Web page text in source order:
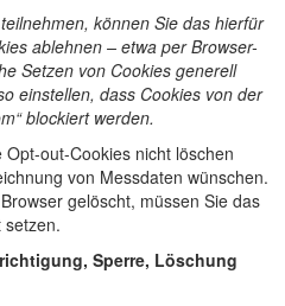
können Sie das hierfür
ablehnen – etwa per Browser-
Setzen von Cookies generell
einstellen, dass Cookies von der
blockiert werden.
out-Cookies nicht löschen
von Messdaten wünschen.
gelöscht, müssen Sie das
setzen.
Sperre, Löschung